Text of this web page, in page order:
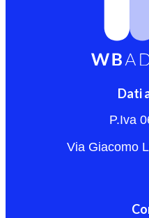
Dati
P.Iva
Via Giacomo